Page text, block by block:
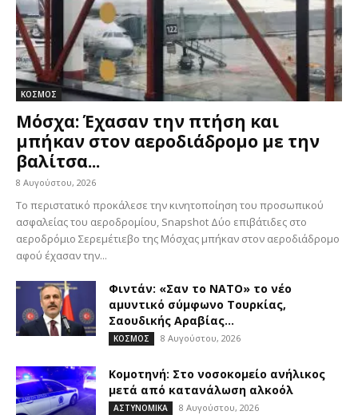
ΚΟΣΜΟΣ
Μόσχα: Έχασαν την πτήση και
μπήκαν στον αεροδιάδρομο με την
βαλίτσα...
8 Αυγούστου, 2026
Το περιστατικό προκάλεσε την κινητοποίηση του προσωπικού
ασφαλείας του αεροδρομίου, Snapshot Δύο επιβάτιδες στο
αεροδρόμιο Σερεμέτιεβο της Μόσχας μπήκαν στον αεροδιάδρομο
αφού έχασαν την...
Φιντάν: «Σαν το ΝΑΤΟ» το νέο
αμυντικό σύμφωνο Τουρκίας,
Σαουδικής Αραβίας...
ΚΟΣΜΟΣ 8 Αυγούστου, 2026
Κομοτηνή: Στο νοσοκομείο ανήλικος
μετά από κατανάλωση αλκοόλ
ΑΣΤΥΝΟΜΙΚΑ 8 Αυγούστου, 2026